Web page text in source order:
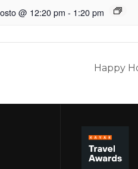
@ 12:20 pm - 1:20 pm
Happy